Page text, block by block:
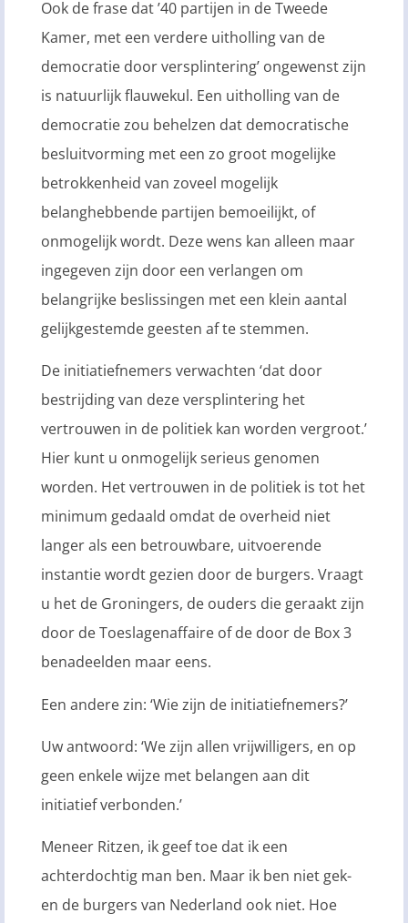
Ook de frase dat ’40 partijen in de Tweede
Kamer, met een verdere uitholling van de
democratie door versplintering’ ongewenst zijn
is natuurlijk flauwekul. Een uitholling van de
democratie zou behelzen dat democratische
besluitvorming met een zo groot mogelijke
betrokkenheid van zoveel mogelijk
belanghebbende partijen bemoeilijkt, of
onmogelijk wordt. Deze wens kan alleen maar
ingegeven zijn door een verlangen om
belangrijke beslissingen met een klein aantal
gelijkgestemde geesten af te stemmen.
De initiatiefnemers verwachten ‘dat door
bestrijding van deze versplintering het
vertrouwen in de politiek kan worden vergroot.’
Hier kunt u onmogelijk serieus genomen
worden. Het vertrouwen in de politiek is tot het
minimum gedaald omdat de overheid niet
langer als een betrouwbare, uitvoerende
instantie wordt gezien door de burgers. Vraagt
u het de Groningers, de ouders die geraakt zijn
door de Toeslagenaffaire of de door de Box 3
benadeelden maar eens.
Een andere zin: ‘Wie zijn de initiatiefnemers?’
Uw antwoord: ‘We zijn allen vrijwilligers, en op
geen enkele wijze met belangen aan dit
initiatief verbonden.’
Meneer Ritzen, ik geef toe dat ik een
achterdochtig man ben. Maar ik ben niet gek-
en de burgers van Nederland ook niet. Hoe